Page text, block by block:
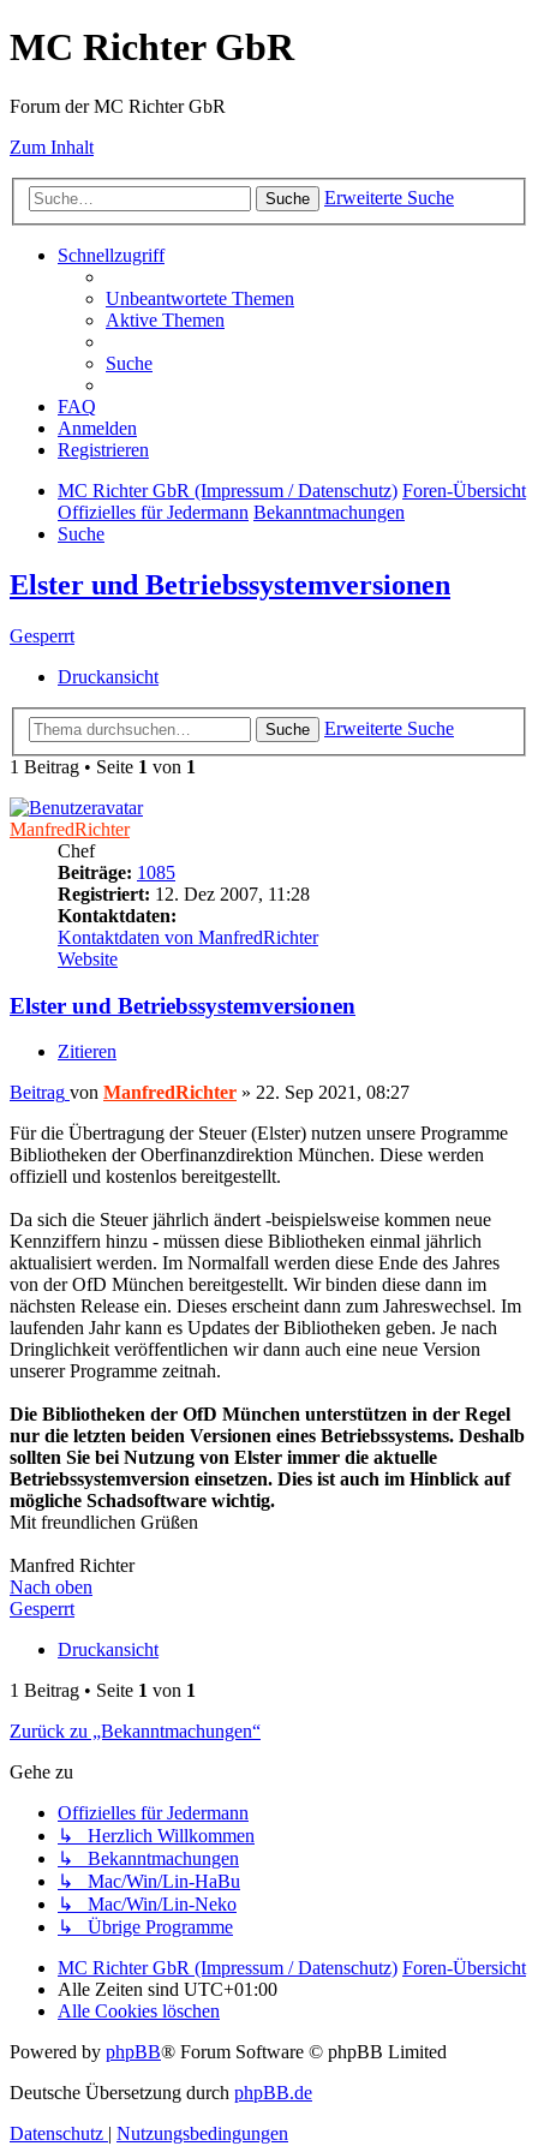
MC Richter GbR
Forum der MC Richter GbR
Zum Inhalt
Suche Erweiterte Suche
Schnellzugriff
Unbeantwortete Themen
Aktive Themen
Suche
FAQ
Anmelden
Registrieren
MC Richter GbR (Impressum / Datenschutz) Foren-Übersicht
Offizielles für Jedermann Bekanntmachungen
Suche
Elster und Betriebssystemversionen
Gesperrt
Druckansicht
Suche
Erweiterte Suche
1 Beitrag • Seite 1 von 1
ManfredRichter
Chef
Beiträge: 1085
Registriert: 12. Dez 2007, 11:28
Kontaktdaten:
Kontaktdaten von ManfredRichter
Website
Elster und Betriebssystemversionen
Zitieren
Beitrag von ManfredRichter » 22. Sep 2021, 08:27
Für die Übertragung der Steuer (Elster) nutzen unsere Programme
Bibliotheken der Oberfinanzdirektion München. Diese werden
offiziell und kostenlos bereitgestellt.
Da sich die Steuer jährlich ändert -beispielsweise kommen neue
Kennziffern hinzu - müssen diese Bibliotheken einmal jährlich
aktualisiert werden. Im Normalfall werden diese Ende des Jahres
von der OfD München bereitgestellt. Wir binden diese dann im
nächsten Release ein. Dieses erscheint dann zum Jahreswechsel. Im
laufenden Jahr kann es Updates der Bibliotheken geben. Je nach
Dringlichkeit veröffentlichen wir dann auch eine neue Version
unserer Programme zeitnah.
Die Bibliotheken der OfD München unterstützen in der Regel
nur die letzten beiden Versionen eines Betriebssystems. Deshalb
sollten Sie bei Nutzung von Elster immer die aktuelle
Betriebssystemversion einsetzen. Dies ist auch im Hinblick auf
mögliche Schadsoftware wichtig.
Mit freundlichen Grüßen
Manfred Richter
Nach oben
Gesperrt
Druckansicht
1 Beitrag • Seite 1 von 1
Zurück zu „Bekanntmachungen“
Gehe zu
Offizielles für Jedermann
↳ Herzlich Willkommen
↳ Bekanntmachungen
↳ Mac/Win/Lin-HaBu
↳ Mac/Win/Lin-Neko
↳ Übrige Programme
MC Richter GbR (Impressum / Datenschutz) Foren-Übersicht
Alle Zeiten sind UTC+01:00
Alle Cookies löschen
Powered by phpBB® Forum Software © phpBB Limited
Deutsche Übersetzung durch phpBB.de
Datenschutz | Nutzungsbedingungen